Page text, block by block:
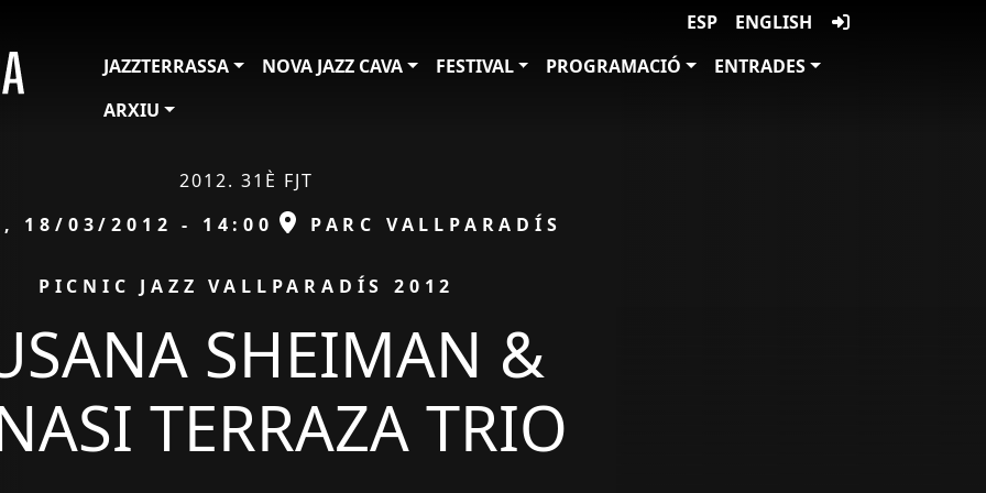
ESP
ENGLISH
JAZZTERRASSA
NOVA JAZZ CAVA FESTIVAL PROGRAMACIÓ
ENTRADES
ARXIU
2012. 31È FJT
18/03/2012 - 14:00 ESPAI
PARC VALLPARADÍS
PICNIC JAZZ VALLPARADÍS 2012
SHEIMAN &
TERRAZA TRIO